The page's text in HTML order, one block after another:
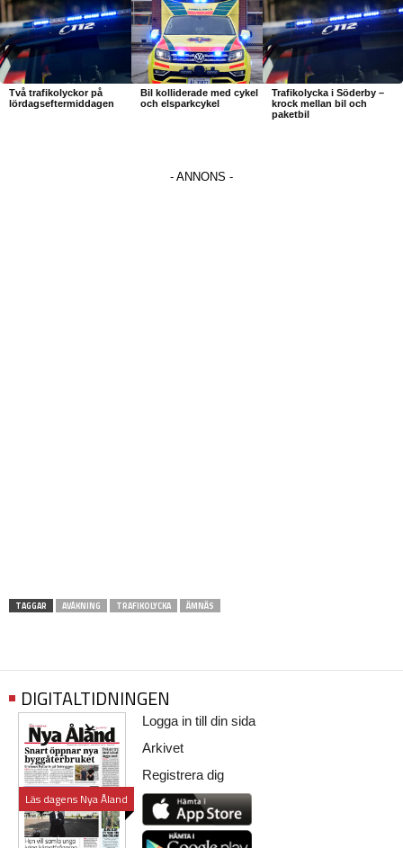
Två trafikolyckor på
lördagseftermiddagen
Bil kolliderade med cykel
och elsparkcykel
Trafikolycka i Söderby –
krock mellan bil och
paketbil
TAGGAR AVÅKNING TRAFIKOLYCKA ÄMNÄS
DIGITALTIDNINGEN
Läs dagens Nya Åland
Logga in till din sida
Arkivet
Registrera dig